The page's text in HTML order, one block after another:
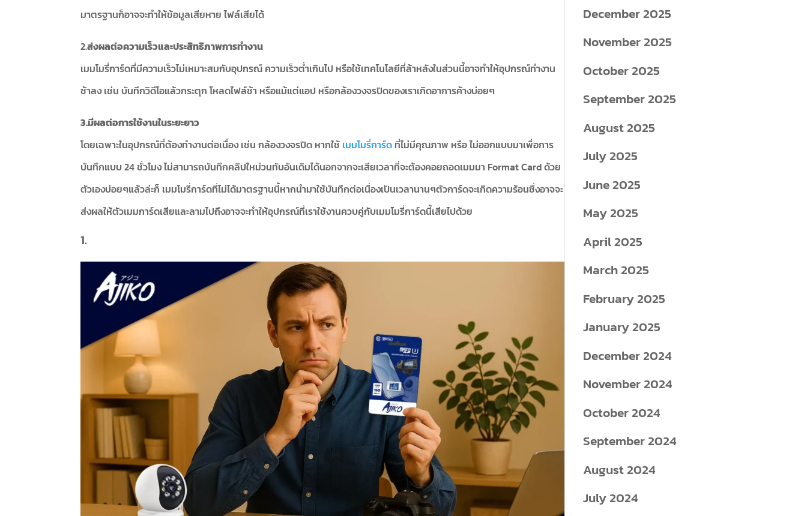
มาตรฐานก็อาจจะทำให้ข้อมูลเสียหาย ไฟล์เสียได้
2.ส่งผลต่อความเร็วและประสิทธิภาพการทำงาน
เมมโมรี่การ์ดที่มีความเร็วไม่เหมาะสมกับอุปกรณ์ ความเร็วต่ำเกินไป หรือใช้เทคโนโลยีที่ล้าหลังในส่วนนี้อาจทำให้อุปกรณ์ทำงาน
ช้าลง เช่น บันทึกวิดีโอแล้วกระตุก โหลดไฟล์ช้า หรือแม้แต่แอป หรือกล้องวงจรปิดของเราเกิดอาการค้างบ่อยๆ
3.มีผลต่อการใช้งานในระยะยาว
โดยเฉพาะในอุปกรณ์ที่ต้องทำงานต่อเนื่อง เช่น กล้องวงจรปิด หากใช้ เมมโมรี่การ์ด ที่ไม่มีคุณภาพ หรือ ไม่ออกแบบมาเพื่อการ
บันทึกแบบ 24 ชั่วโมง ไม่สามารถบันทึกคลิปใหม่วนทับอันเดิมได้นอกจากจะเสียเวลาที่จะต้องคอยถอดเมมมา Format Card ด้วย
ตัวเองบ่อยๆแล้วล่ะก็ เมมโมรี่การ์ดที่ไม่ได้มาตรฐานนี้หากนำมาใช้บันทึกต่อเนื่องเป็นเวลานานๆตัวการ์ดจะเกิดความร้อนซึ่งอาจจะ
ส่งผลให้ตัวเมมการ์ดเสียและลามไปถึงอาจจะทำให้อุปกรณ์ที่เราใช้งานควบคู่กับเมมโมรี่การ์ดนี้เสียไปด้วย
December 2025
November 2025
October 2025
September 2025
August 2025
July 2025
June 2025
May 2025
April 2025
March 2025
February 2025
January 2025
December 2024
November 2024
October 2024
September 2024
August 2024
July 2024